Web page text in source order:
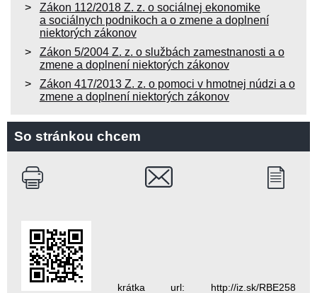
Zákon 112/2018 Z. z. o sociálnej ekonomike
a sociálnych podnikoch a o zmene a doplnení
niektorých zákonov
Zákon 5/2004 Z. z. o službách zamestnanosti a o
zmene a doplnení niektorých zákonov
Zákon 417/2013 Z. z. o pomoci v hmotnej núdzi a o
zmene a doplnení niektorých zákonov
So stránkou chcem
krátka url: http://iz.sk/RBE258